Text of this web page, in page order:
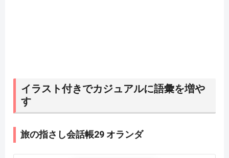
イラスト付きでカジュアルに語彙を増や
す
旅の指さし会話帳29 オランダ